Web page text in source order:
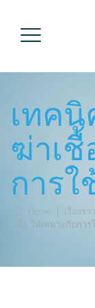
เทคนิ
ฆ่าเชื้
การใ
Home เรื่องร
เชื้อ ให้เหมาะกับการ